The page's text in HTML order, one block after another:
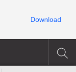
Download